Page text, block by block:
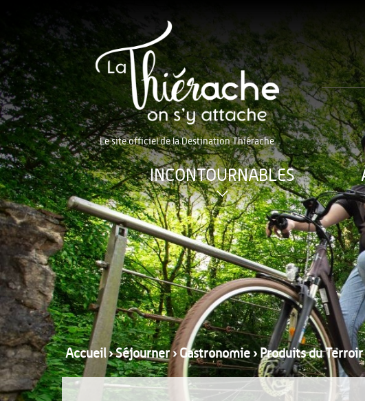
Le site officiel de la Destination Thiérache
INCONTOURNABLES
Accueil›Séjourner› Gastronomie › Produits du Terroir